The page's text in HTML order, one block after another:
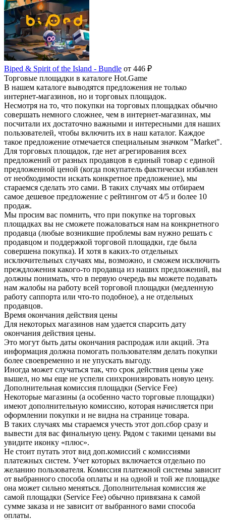
Biped & Spirit of the Island - Bundle от 446 ₽
Торговые площадки в каталоге Hot.Game
В нашем каталоге выводятся предложения не только
интернет-магазинов, но и торговых площадок.
Несмотря на то, что покупки на торговых площадках обычно
совершать немного сложнее, чем в интернет-магазинах, мы
посчитали их достаточно важными и интересными для наших
пользователей, чтобы включить их в наш каталог. Каждое
такое предложение отмечается специальным значком "Market".
Для торговых площадок, где нет агрегирования всех
предложений от разных продавцов в единый товар с единой
предложенной ценой (когда покупатель фактически избавлен
от необходимости искать конкретное предложение), мы
стараемся сделать это сами. В таких случаях мы отбираем
самое дешевое предложение с рейтингом от 4/5 и более 10
продаж.
Мы просим вас помнить, что при покупке на торговых
площадках вы не сможете пожаловаться нам на конкрнетного
продавца (любые возникшие проблемы вам нужно решать с
продавцом и поддержкой торговой площадки, где была
совершена покупка). И хотя в каких-то отдельных
исключительных случаях мы, возможно, и сможем исключить
преждложения какого-то продавца из наших предложений, вы
должны понимать, что в первую очередь вы можете подавать
нам жалобы на работу всей торговой площадки (медленную
работу саппорта или что-то подобное), а не отдельных
продавцов.
Время окончания действия цены
Для некоторых магазинов нам удается спарсить дату
окончания действия цены.
Это могут быть даты окончания распродаж или акций. Эта
информация должна помогать пользователям делать покупки
более своевременно и не упускать выгоду.
Иногда может случаться так, что срок действия цены уже
вышел, но мы еще не успели синхронизировать новую цену.
Дополнительная комиссия площадки (Service Fee)
Некоторые магазины (а особенно часто торговые площадки)
имеют дополнительную комиссию, которая начисляется при
оформлении покупки и не видна на странице товара.
В таких случаях мы стараемся учесть этот доп.сбор сразу и
вывести для вас финальную цену. Рядом с такими ценами вы
увидите иконку «плюс».
Не стоит путать этот вид доп.комиссий с комиссиями
платежных систем. Учет которых включается отдельно по
желанию пользователя. Комиссия платежной системы зависит
от выбранного способа оплаты и на одной и той же площадке
она может сильно меняться. Дополнительная комиссия же
самой площадки (Service Fee) обычно привязана к самой
сумме заказа и не зависит от выбранного вами способа
оплаты.